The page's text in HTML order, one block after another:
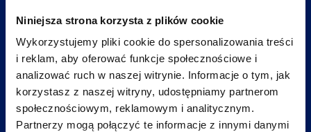
Niniejsza strona korzysta z plików cookie
Wykorzystujemy pliki cookie do spersonalizowania treści
i reklam, aby oferować funkcje społecznościowe i
analizować ruch w naszej witrynie. Informacje o tym, jak
korzystasz z naszej witryny, udostępniamy partnerom
społecznościowym, reklamowym i analitycznym.
Partnerzy mogą połączyć te informacje z innymi danymi
Sprawdzony w realiach dużych i złożonych
Ciągły rozwój zgodny ze zmieniającymi się przepisami
i potrzebami uczelni